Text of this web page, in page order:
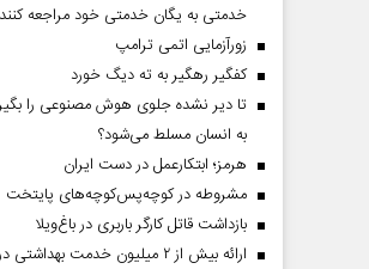
خدمتی به یگان خدمتی خود مراجعه کنند
زورآزمایی اتمی ترامپ
کفگیر رهگیر به ته دیگ خورد
به انسان مسلط می‌شود؟
هرمز؛ ابتکارعمل در دست ایران
مشروطه در کوچه‌پس‌کوچه‌های پایتخت
بازداشت قاتل کارگر باربری در باغ‌ویلا
ارائه بیش از ۲ میلیون خدمت